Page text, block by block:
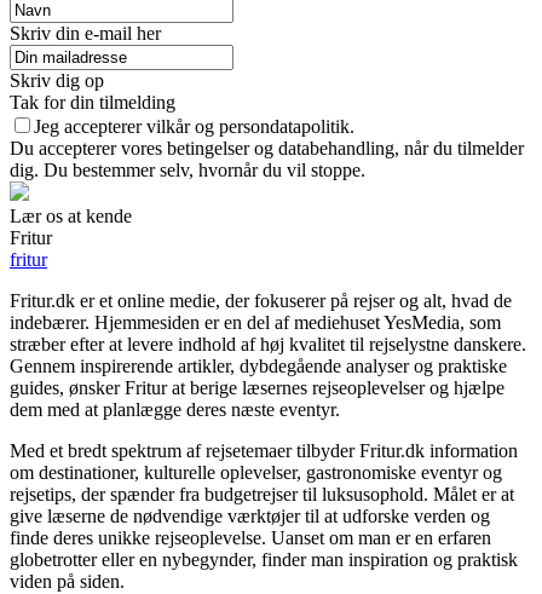
Skriv din e-mail her
Skriv dig op
Tak for din tilmelding
Jeg accepterer vilkår og persondatapolitik.
Du accepterer vores betingelser og databehandling, når du tilmelder
dig. Du bestemmer selv, hvornår du vil stoppe.
Lær os at kende
Fritur
fritur
Fritur.dk er et online medie, der fokuserer på rejser og alt, hvad de
indebærer. Hjemmesiden er en del af mediehuset YesMedia, som
stræber efter at levere indhold af høj kvalitet til rejselystne danskere.
Gennem inspirerende artikler, dybdegående analyser og praktiske
guides, ønsker Fritur at berige læsernes rejseoplevelser og hjælpe
dem med at planlægge deres næste eventyr.
Med et bredt spektrum af rejsetemaer tilbyder Fritur.dk information
om destinationer, kulturelle oplevelser, gastronomiske eventyr og
rejsetips, der spænder fra budgetrejser til luksusophold. Målet er at
give læserne de nødvendige værktøjer til at udforske verden og
finde deres unikke rejseoplevelse. Uanset om man er en erfaren
globetrotter eller en nybegynder, finder man inspiration og praktisk
viden på siden.